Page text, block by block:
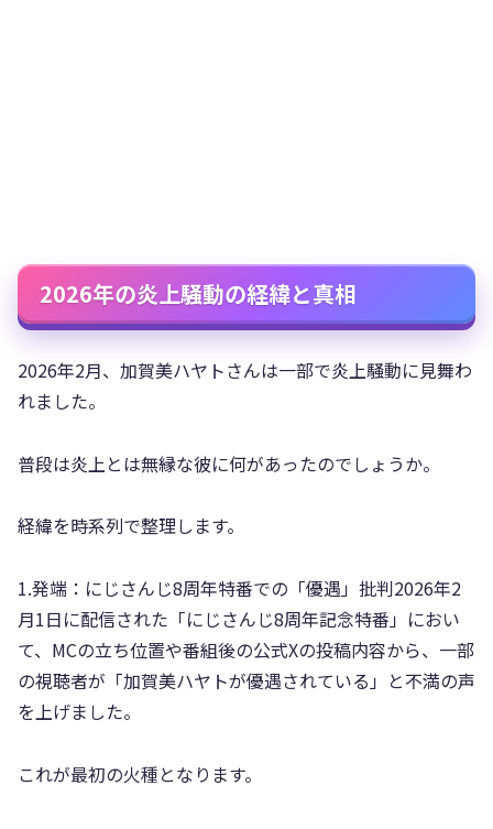
2026年の炎上騒動の経緯と真相
2026年2月、加賀美ハヤトさんは一部で炎上騒動に見舞わ
れました。
普段は炎上とは無縁な彼に何があったのでしょうか。
経緯を時系列で整理します。
1.発端：にじさんじ8周年特番での「優遇」批判2026年2
月1日に配信された「にじさんじ8周年記念特番」におい
て、MCの立ち位置や番組後の公式Xの投稿内容から、一部
の視聴者が「加賀美ハヤトが優遇されている」と不満の声
を上げました。
これが最初の火種となります。